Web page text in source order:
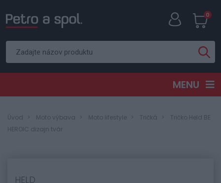
0
MENU
Úvod Moto výbava Moto lifestyle Tričká
Tričko Held BE
HEROIC dizajn tvár
HELD